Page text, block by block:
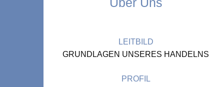
LEITBILD
GRUNDLAGEN UNSERES HANDELNS
PROFIL